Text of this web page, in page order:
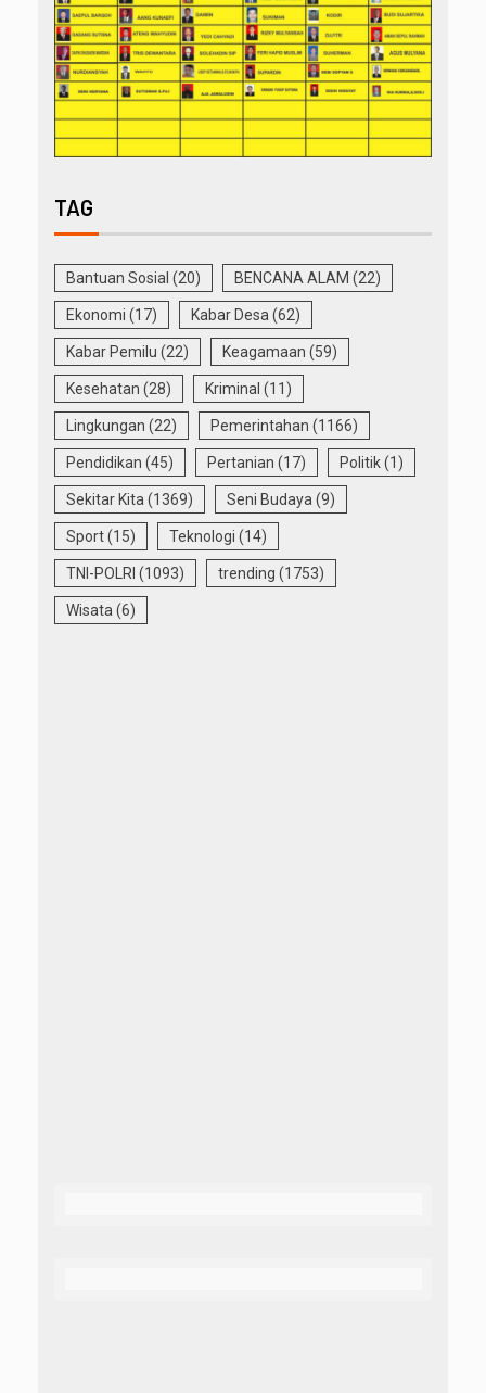
TAG
Bantuan Sosial (20) BENCANA ALAM (22)
Ekonomi (17) Kabar Desa (62)
Kabar Pemilu (22) Keagamaan (59)
Kesehatan (28) Kriminal (11)
Lingkungan (22) Pemerintahan (1166)
Pendidikan (45) Pertanian (17) Politik(1)
Sekitar Kita (1369) Seni Budaya (9)
Sport(15) Teknologi (14)
TNI-POLRI (1093) trending (1753)
Wisata (6)